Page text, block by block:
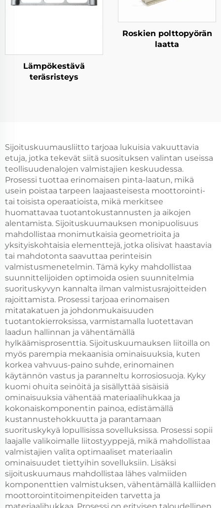
Lämpökestävä
teräsristeys
Roskien polttopyörän
laatta
Sijoituskuumausliitto tarjoaa lukuisia vakuuttavia
etuja, jotka tekevät siitä suosituksen valintan useissa
teollisuudenalojen valmistajien keskuudessa.
Prosessi tuottaa erinomaisen pinta-laatun, mikä
usein poistaa tarpeen laajaasteisesta moottorointi-
tai toisista operaatioista, mikä merkitsee
huomattavaa tuotantokustannusten ja aikojen
alentamista. Sijoituskuumauksen monipuolisuus
mahdollistaa monimutkaisia geometrioita ja
yksityiskohtaisia elementtejä, jotka olisivat haastavia
tai mahdotonta saavuttaa perinteisin
valmistusmenetelmin. Tämä kyky mahdollistaa
suunnittelijoiden optimoida osien suunnitelmia
suorituskyvyn kannalta ilman valmistusrajoitteiden
rajoittamista. Prosessi tarjoaa erinomaisen
mitatakatuen ja johdonmukaisuuden
tuotantokierroksissa, varmistamalla luotettavan
laadun hallinnan ja vähentämällä
hylkäämisprosenttia. Sijoituskuumauksen liitoilla on
myös parempia mekaanisia ominaisuuksia, kuten
korkea vahvuus-paino suhde, erinomainen
käytännön vastus ja paranneltu korrosiosuoja. Kyky
kuomi ohuita seinöitä ja sisällyttää sisäisiä
ominaisuuksia vähentää materiaalihukkaa ja
kokonaiskomponentin painoa, edistämällä
kustannustehokkuutta ja parantamaan
suorituskykyä lopullisissa sovelluksissa. Prosessi sopii
laajalle valikoimalle liitostyyppejä, mikä mahdollistaa
valmistajien valita optimaaliset materiaalin
ominaisuudet tiettyihin sovelluksiin. Lisäksi
sijoituskuumaus mahdollistaa lähes valmiiden
komponenttien valmistuksen, vähentämällä kalliiden
moottorointitoimenpiteiden tarvetta ja